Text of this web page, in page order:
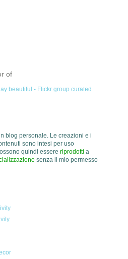
of
blog personale. Le creazioni e i
sono intesi per uso
quindi essere riprodotti a
senza il mio permesso